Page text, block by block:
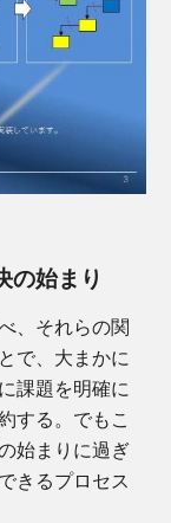
の始まり
、それらの関
で、大まかに
課題を明確に
する。でもこ
始まりに過ぎ
きるプロセス